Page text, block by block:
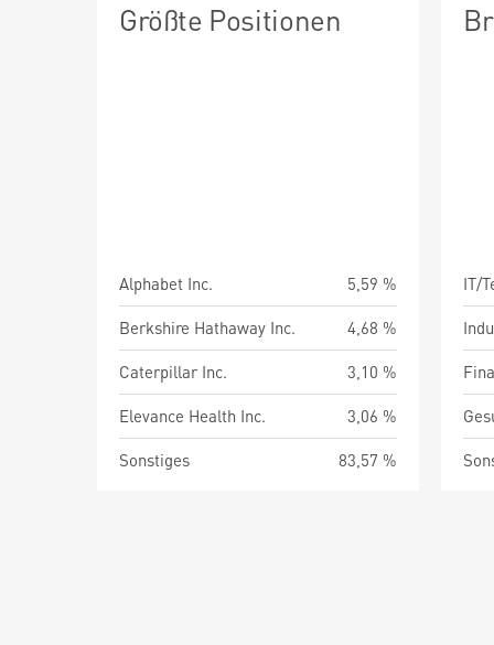
Größte Positionen
Alphabet Inc.
5,59 %
Berkshire Hathaway Inc.
4,68 %
Caterpillar Inc.
3,10 %
Elevance Health Inc.
3,06 %
Sonstiges
83,57 %
IT/